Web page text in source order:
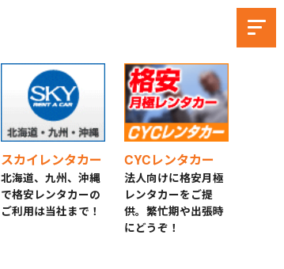
スカイレンタカー
北海道、九州、沖縄
で格安レンタカーの
ご利用は当社まで！
CYCレンタカー
法人向けに格安月極
レンタカーをご提
供。繁忙期や出張時
にどうぞ！